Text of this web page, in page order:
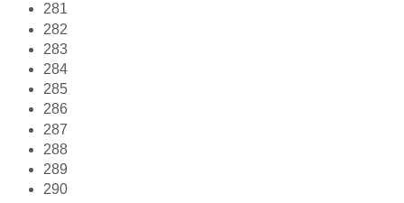
281
282
283
284
285
286
287
288
289
290